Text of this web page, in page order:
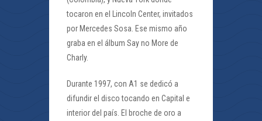
tocaron en el Lincoln Center, invitados
por Mercedes Sosa. Ese mismo año
graba en el álbum Say no More de
Charly.
Durante 1997, con A1 se dedicó a
difundir el disco tocando en Capital e
interior del país. El broche de oro a